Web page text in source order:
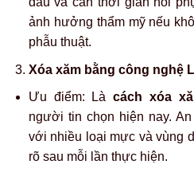
ảnh hưởng thẩm mỹ nếu
phẫu thuật.
Xóa xăm bằng công nghệ
Ưu điểm: Làcách xóa
người tin chọn hiện nay.
với nhiều loại mực và vùng
rõ sau mỗi lần thực hiện.